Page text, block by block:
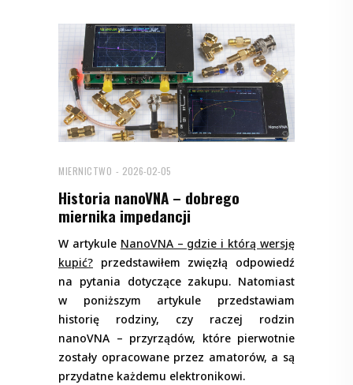
MIERNICTWO 2026-02-05
Historia nanoVNA – dobrego
miernika impedancji
W artykule NanoVNA – gdzie i którą wersję
kupić? przedstawiłem zwięzłą odpowiedź
na pytania dotyczące zakupu. Natomiast
w poniższym artykule przedstawiam
historię rodziny, czy raczej rodzin
nanoVNA – przyrządów, które pierwotnie
zostały opracowane przez amatorów, a są
przydatne każdemu elektronikowi.